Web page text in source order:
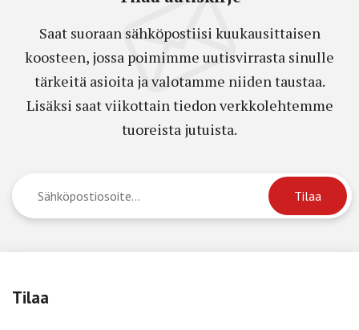
Saat suoraan sähköpostiisi kuukausittaisen
koosteen, jossa poimimme uutisvirrasta sinulle
tärkeitä asioita ja valotamme niiden taustaa.
Lisäksi saat viikottain tiedon verkkolehtemme
tuoreista jutuista.
Tilaa